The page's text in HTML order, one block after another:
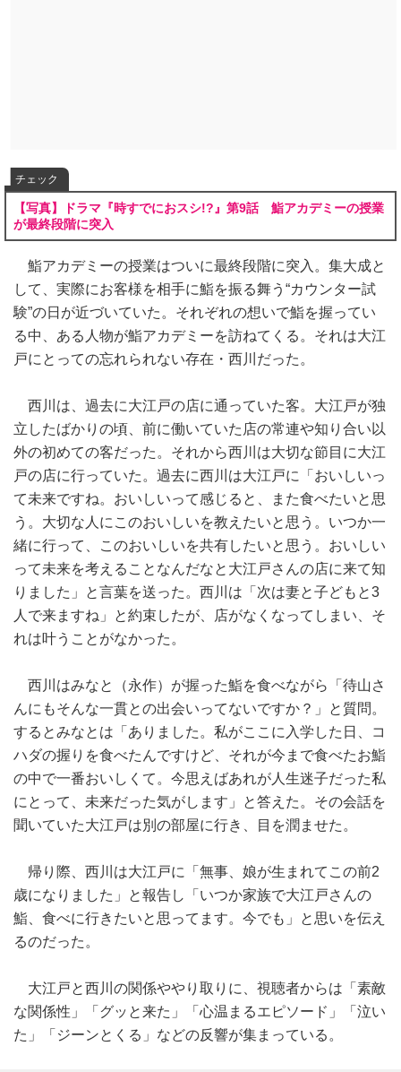
チェック
【写真】ドラマ『時すでにおスシ!?』第9話 鮨アカデミーの授業
が最終段階に突入
鮨アカデミーの授業はついに最終段階に突入。集大成と
して、実際にお客様を相手に鮨を振る舞う“カウンター試
験”の日が近づいていた。それぞれの想いで鮨を握ってい
る中、ある人物が鮨アカデミーを訪ねてくる。それは大江
戸にとっての忘れられない存在・西川だった。
西川は、過去に大江戸の店に通っていた客。大江戸が独
立したばかりの頃、前に働いていた店の常連や知り合い以
外の初めての客だった。それから西川は大切な節目に大江
戸の店に行っていた。過去に西川は大江戸に「おいしいっ
て未来ですね。おいしいって感じると、また食べたいと思
う。大切な人にこのおいしいを教えたいと思う。いつか一
緒に行って、このおいしいを共有したいと思う。おいしい
って未来を考えることなんだなと大江戸さんの店に来て知
りました」と言葉を送った。西川は「次は妻と子どもと3
人で来ますね」と約束したが、店がなくなってしまい、そ
れは叶うことがなかった。
西川はみなと（永作）が握った鮨を食べながら「待山さ
んにもそんな一貫との出会いってないですか？」と質問。
するとみなとは「ありました。私がここに入学した日、コ
ハダの握りを食べたんですけど、それが今まで食べたお鮨
の中で一番おいしくて。今思えばあれが人生迷子だった私
にとって、未来だった気がします」と答えた。その会話を
聞いていた大江戸は別の部屋に行き、目を潤ませた。
帰り際、西川は大江戸に「無事、娘が生まれてこの前2
歳になりました」と報告し「いつか家族で大江戸さんの
鮨、食べに行きたいと思ってます。今でも」と思いを伝え
るのだった。
大江戸と西川の関係ややり取りに、視聴者からは「素敵
な関係性」「グッと来た」「心温まるエピソード」「泣い
た」「ジーンとくる」などの反響が集まっている。